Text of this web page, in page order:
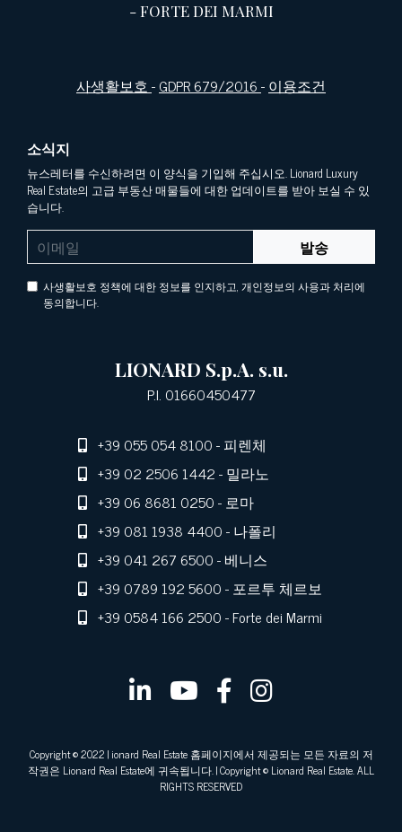
-FORTE DEI MARMI
사생활보호-GDPR 679/2016-이용조건
소식지
뉴스레터를 수신하려면 이 양식을 기입해 주십시오. Lionard Luxury
Real Estate의 고급 부동산 매물들에 대한 업데이트를 받아 보실 수 있
습니다.
발송
사생활보호 정책에 대한 정보를 인지하고, 개인정보의 사용과 처리에
동의합니다.
LIONARD S.p.A. s.u.
P.I. 01660450477
+39 055 054 8100- 피렌체
+39 02 2506 1442- 밀라노
+39 06 8681 0250- 로마
+39 081 1938 4400- 나폴리
+39 041 267 6500- 베니스
+39 0789 192 5600- 포르투 체르보
+39 0584 166 2500- Forte dei Marmi
Copyright © 2022 | ionard Real Estate 홈페이지에서 제공되는 모든 자료의 저
작권은 Lionard Real Estate에 귀속됩니다. | Copyright © Lionard Real Estate. ALL
RIGHTS RESERVED